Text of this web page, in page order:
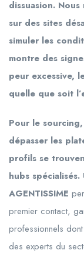
dissuasion.
sur des sites
simuler les
montre des
peur excessive,
quelle que soit
Pour le
dépasser les
profils se
hubs
AGENTISSIME
premier contact,
professionnels
des experts du